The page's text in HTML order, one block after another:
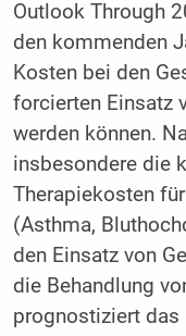
Outlook Through
den kommenden
Kosten bei den
forcierten Einsatz
werden können.
insbesondere die
Therapiekosten
(Asthma,
den Einsatz von
die Behandlung
prognostiziert